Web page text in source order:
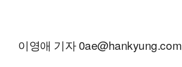
이영애 기자 0ae@hankyung.com